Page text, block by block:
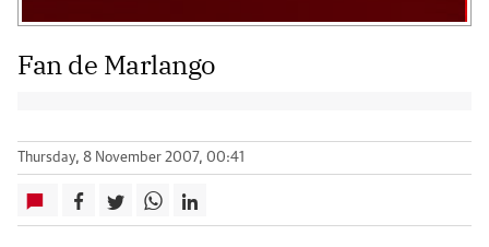
Fan de Marlango
Thursday, 8 November 2007, 00:41